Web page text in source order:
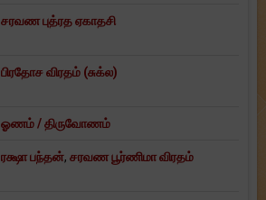
சரவண புத்ரத ஏகாதசி
பிரதோச விரதம் (சுக்ல)
ஓணம் / திருவோணம்
ரக்ஷா பந்தன், சரவண பூர்ணிமா விரதம்